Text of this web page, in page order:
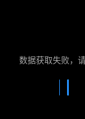
数据获取失败，